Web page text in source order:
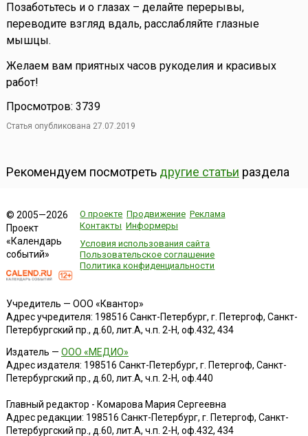
Позаботьтесь и о глазах – делайте перерывы,
переводите взгляд вдаль, расслабляйте глазные
мышцы.
Желаем вам приятных часов рукоделия и красивых
работ!
Просмотров: 3739
Статья опубликована 27.07.2019
Рекомендуем посмотреть другие статьи раздела
© 2005—2026
Проект
«Календарь
событий»
О проекте Продвижение Реклама
Контакты Информеры
Условия использования сайта
Пользовательское соглашение
Политика конфиденциальности
Учредитель — ООО «Квантор»
Адрес учредителя: 198516 Санкт-Петербург, г. Петергоф, Санкт-
Петербургский пр., д.60, лит.А, ч.п. 2-Н, оф.432, 434
Издатель — ООО «МЕДИО»
Адрес издателя: 198516 Санкт-Петербург, г. Петергоф, Санкт-
Петербургский пр., д.60, лит.А, ч.п. 2-Н, оф.440
Главный редактор - Комарова Мария Сергеевна
Адрес редакции: 198516 Санкт-Петербург, г. Петергоф, Санкт-
Петербургский пр., д.60, лит.А, ч.п. 2-Н, оф.432, 434